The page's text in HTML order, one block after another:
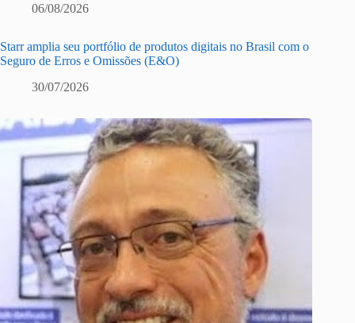
06/08/2026
Starr amplia seu portfólio de produtos digitais no Brasil com o
Seguro de Erros e Omissões (E&O)
30/07/2026